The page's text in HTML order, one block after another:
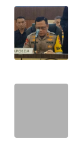
KALTIM
WN
SULSEL
WN